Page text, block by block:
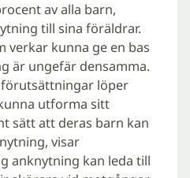
av alla barn,
till sina föräldrar.
verkar kunna ge en bas
är ungefär densamma.
löper
utforma sitt
sätt att deras barn kan
visar
anknytning kan leda till